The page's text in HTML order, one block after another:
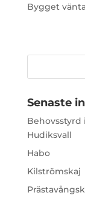
Bygget
Senaste
Hudiksvall
Habo
Kilströmskaj